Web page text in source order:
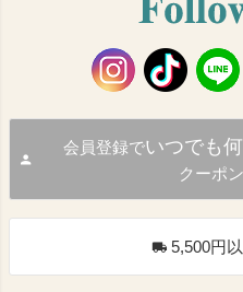
会員登録でいつでも
クーポ
5,500円